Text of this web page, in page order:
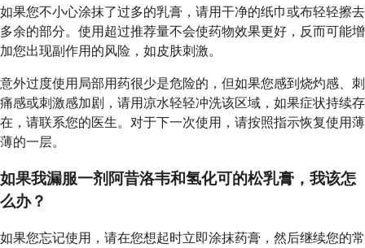
如果您不小心涂抹了过多的乳膏，请用干净的纸巾或布轻轻擦去
多余的部分。使用超过推荐量不会使药物效果更好，反而可能增
加您出现副作用的风险，如皮肤刺激。
意外过度使用局部用药很少是危险的，但如果您感到烧灼感、刺
痛感或刺激感加剧，请用凉水轻轻冲洗该区域，如果症状持续存
在，请联系您的医生。对于下一次使用，请按照指示恢复使用薄
薄的一层。
如果我漏服一剂阿昔洛韦和氢化可的松乳膏，我该怎
么办？
如果您忘记使用，请在您想起时立即涂抹药膏，然后继续您的常